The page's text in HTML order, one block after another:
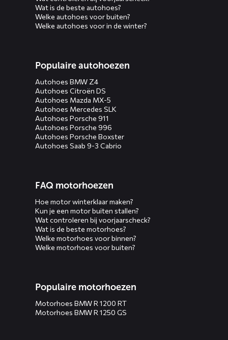
Wat is de beste autohoes?
Welke autohoes voor buiten?
Welke autohoes voor in de winter?
Populaire autohoezen
Autohoes BMW Z4
Autohoes Citroën DS
Autohoes Mazda MX-5
Autohoes Mercedes SLK
Autohoes Porsche 911
Autohoes Porsche 996
Autohoes Porsche Boxster
Autohoes Saab 9-3 Cabrio
FAQ motorhoezen
Hoe motor winterklaar maken?
Kun je een motor buiten stallen?
Wat controleren bij voorjaarscheck?
Wat is de beste motorhoes?
Welke motorhoes voor binnen?
Welke motorhoes voor buiten?
Populaire motorhoezen
Motorhoes BMW R 1200 RT
Motorhoes BMW R 1250 GS